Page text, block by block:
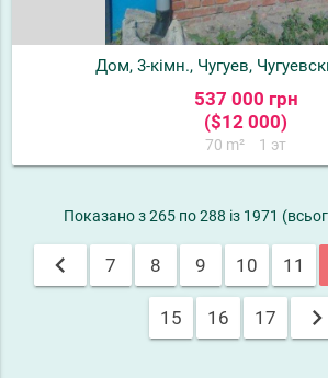
Дом, 3-кімн., Чугуев,
537 000 грн
($12 000)
70 m² 1 эт
Показано з 265 по 288 із 1971
chevron_left 7 8 9 10 11
15 16 17 chevron_right